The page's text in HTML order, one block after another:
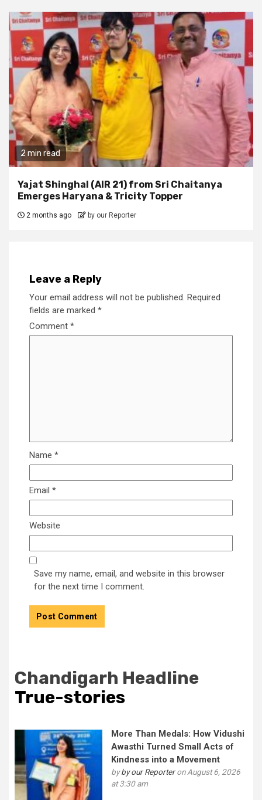
2 min read
Yajat Shinghal (AIR 21) from Sri Chaitanya
Emerges Haryana & Tricity Topper
2 months ago by our Reporter
Leave a Reply
Your email address will not be published. Required
fields are marked *
Comment *
Name *
Email *
Website
Save my name, email, and website in this browser
for the next time I comment.
Chandigarh Headline
True-stories
More Than Medals: How Vidushi
Awasthi Turned Small Acts of
Kindness into a Movement
byby our Reporteron August 6, 2026
at 3:30 am